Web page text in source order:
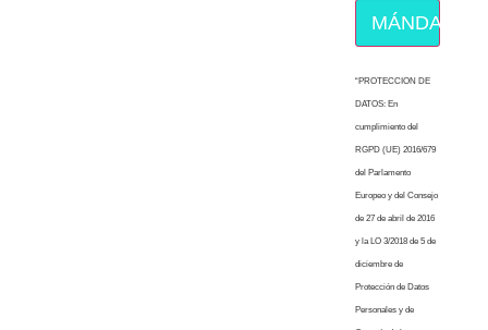
MÁNDAME
“PROTECCION DE
DATOS: En
cumplimiento del
RGPD (UE) 2016/679
del Parlamento
Europeo y del Consejo
de 27 de abril de 2016
y la LO 3/2018 de 5 de
diciembre de
Protección de Datos
Personales y de